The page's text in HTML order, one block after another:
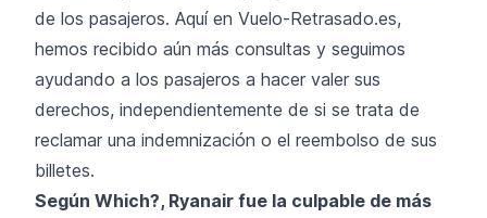
de los pasajeros. Aquí en Vuelo-Retrasado.es,
hemos recibido aún más consultas y seguimos
ayudando a los pasajeros a hacer valer sus
derechos, independientemente de si se trata de
reclamar una indemnización o el reembolso de sus
billetes.
Según Which?, Ryanair fue la culpable de más